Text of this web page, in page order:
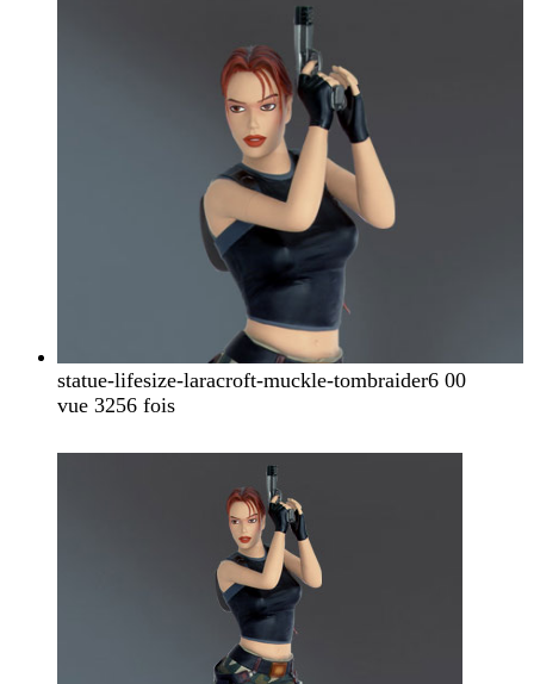
statue-lifesize-laracroft-muckle-tombraider6 00
vue 3256 fois